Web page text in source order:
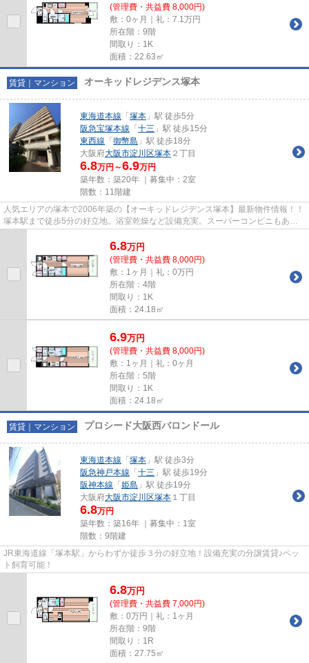
(管理費・共益費 8,000円)
敷：0ヶ月｜礼：7.1万円
所在階：9階
間取り：1K
面積：22.63㎡
賃貸｜マンション オーキッドレジデンス塚本
東海道本線 「 塚本 」駅 徒歩5分
阪急宝塚本線 「 十三 」駅 徒歩15分
東西線 「 御幣島 」駅 徒歩18分
大阪府大阪市淀川区塚本 ２丁目
6.8万円～6.9万円
築年数：築20年 ｜募集中： 2室
階数：11階建
人気エリアの塚本で2006年築の【オーキッドレジデンス塚本】最新物件情報！！
塚本駅まで徒歩5分の好立地。浴室乾燥など設備充実。スーパーコンビニもあり
6.8万円
(管理費・共益費 8,000円)
敷：1ヶ月｜礼：0万円
所在階：4階
間取り：1K
面積：24.18㎡
6.9万円
(管理費・共益費 8,000円)
敷：1ヶ月｜礼：0ヶ月
所在階：5階
間取り：1K
面積：24.18㎡
賃貸｜マンション プロシード大阪西バロンドール
東海道本線 「 塚本 」駅 徒歩3分
阪急神戸本線 「 十三 」駅 徒歩19分
阪神本線 「 姫島 」駅 徒歩19分
大阪府大阪市淀川区塚本 １丁目
6.8万円
築年数：築16年 ｜募集中： 1室
階数：9階建
JR東海道線「塚本駅」からわずか徒歩３分の好立地！設備充実の分譲賃貸♪ペッ
ト飼育可能！
6.8万円
(管理費・共益費 7,000円)
敷：0万円｜礼：1ヶ月
所在階：9階
間取り：1R
面積：27.75㎡